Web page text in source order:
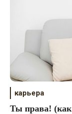
карьера
Ты права! (как